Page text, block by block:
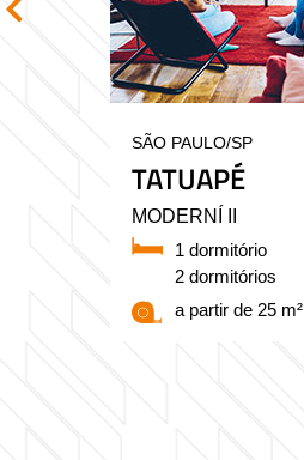
SÃO PAULO/SP
TATUAPÉ
MODERNÍ II
1 dormitório
2 dormitórios
a partir de 25 m²